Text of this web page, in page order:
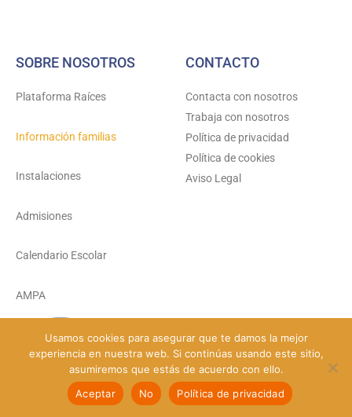
SOBRE NOSOTROS
Plataforma Raíces
Información familias
Instalaciones
Admisiones
Calendario Escolar
AMPA
CONTACTO
Contacta con nosotros
Trabaja con nosotros
Política de privacidad
Política de cookies
Aviso Legal
© Colegio Santa María del Carmen 2026 - Todos los derechos reservados
Diseño Web Llena tu Cole
Usamos cookies para asegurar que te damos la mejor
experiencia en nuestra web. Si continúas usando este sitio,
asumiremos que estás de acuerdo con ello.
Aceptar
No Política de privacidad